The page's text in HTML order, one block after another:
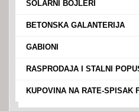
SOLARNI BOJLERI
BETONSKA GALANTERIJA
GABIONI
RASPRODAJA I STALNI
KUPOVINA NA RATE-SPISAK